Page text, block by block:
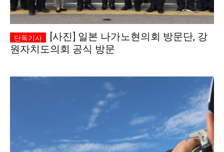
[사진] 일본 나가노현의회 방문단, 강
원자치도의회 공식 방문